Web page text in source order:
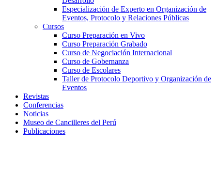
Especialización de Experto en Organización de
Eventos, Protocolo y Relaciones Públicas
Cursos
Curso Preparación en Vivo
Curso Preparación Grabado
Curso de Negociación Internacional
Curso de Gobernanza
Curso de Escolares
Taller de Protocolo Deportivo y Organización de
Eventos
Revistas
Conferencias
Noticias
Museo de Cancilleres del Perú
Publicaciones